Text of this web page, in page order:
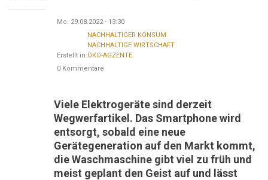
Mo. 29.08.2022 - 13:30
Erstellt in:
NACHHALTIGER KONSUM
NACHHALTIGE WIRTSCHAFT
ÖKO-AGZENTE
0 Kommentare
Viele Elektrogeräte sind derzeit
Wegwerfartikel. Das Smartphone wird
entsorgt, sobald eine neue
Gerätegeneration auf den Markt kommt,
die Waschmaschine gibt viel zu früh und
meist geplant den Geist auf und lässt